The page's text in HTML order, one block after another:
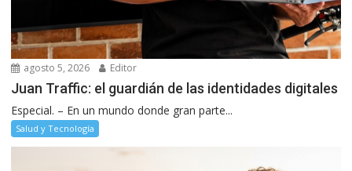
agosto 5, 2026 Editor
Juan Traffic: el guardián de las identidades digitales
Especial. – En un mundo donde gran parte...
Salud y Tecnología